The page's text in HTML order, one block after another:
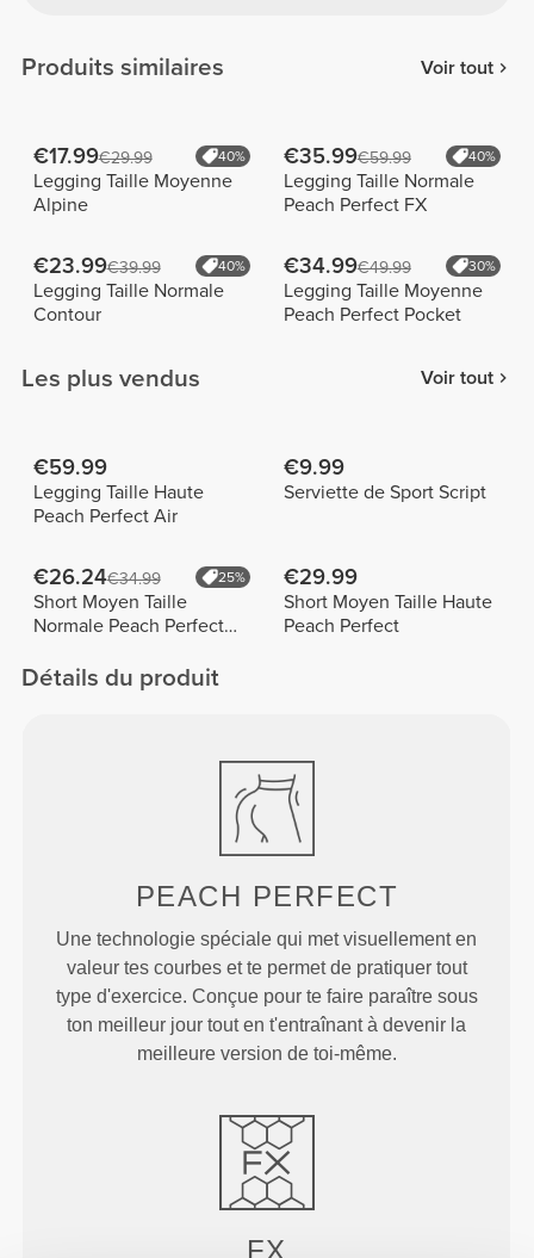
Produits similaires Voir tout
€17.99€29.99 40%
Legging Taille Moyenne
Alpine
€35.99€59.99 40%
Legging Taille Normale
Peach Perfect FX
€23.99€39.99 40%
Legging Taille Normale
Contour
€34.99€49.99 30%
Legging Taille Moyenne
Peach Perfect Pocket
Les plus vendus Voir tout
€59.99
Legging Taille Haute
Peach Perfect Air
€9.99
Serviette de Sport Script
€26.24€34.99 25%
Short Moyen Taille
Normale Peach Perfect
€29.99
Short Moyen Taille Haute
Peach Perfect
Détails du produit
PEACH PERFECT
Une technologie spéciale qui met visuellement en
valeur tes courbes et te permet de pratiquer tout
type d'exercice. Conçue pour te faire paraître sous
ton meilleur jour tout en t'entraînant à devenir la
meilleure version de toi-même.
FX